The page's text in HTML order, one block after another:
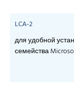
LCA-2
для удобной
семейства